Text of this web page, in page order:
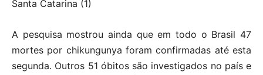
Santa Catarina (1)
A pesquisa mostrou ainda que em todo o Brasil 47
mortes por chikungunya foram confirmadas até esta
segunda. Outros 51 óbitos são investigados no país e